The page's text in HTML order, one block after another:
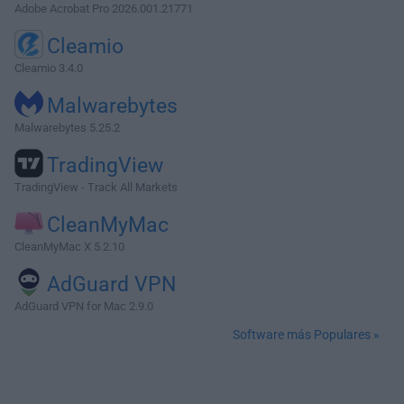
Adobe Acrobat Pro 2026.001.21771
Cleamio
Cleamio 3.4.0
Malwarebytes
Malwarebytes 5.25.2
TradingView
TradingView - Track All Markets
CleanMyMac
CleanMyMac X 5.2.10
AdGuard VPN
AdGuard VPN for Mac 2.9.0
Software más Populares »